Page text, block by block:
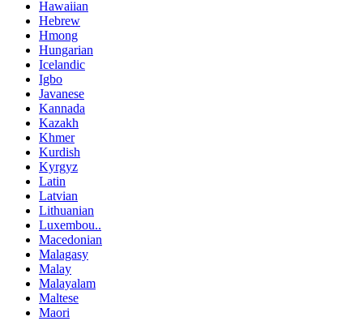
Hawaiian
Hebrew
Hmong
Hungarian
Icelandic
Igbo
Javanese
Kannada
Kazakh
Khmer
Kurdish
Kyrgyz
Latin
Latvian
Lithuanian
Luxembou..
Macedonian
Malagasy
Malay
Malayalam
Maltese
Maori